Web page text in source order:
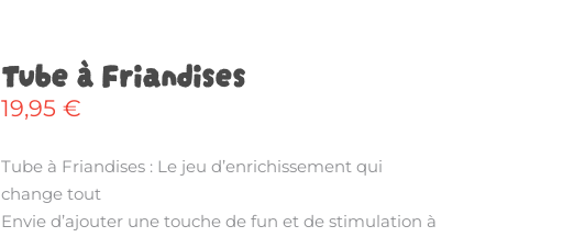
Tube à Friandises
19,95 €
Tube à Friandises : Le jeu d’enrichissement qui
change tout
Envie d’ajouter une touche de fun et de stimulation à